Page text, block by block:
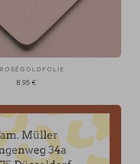
ROSÉGOLDFOLIE
8,95 €